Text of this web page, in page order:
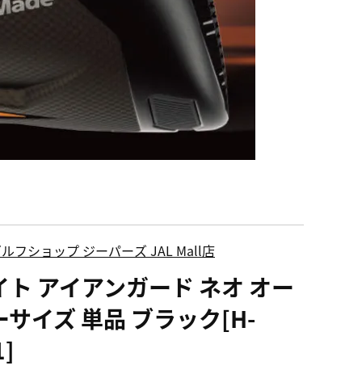
フショップ ジーパーズ JAL Mall店
ト アイアンガード ネオ オー
サイズ 単品 ブラック[H-